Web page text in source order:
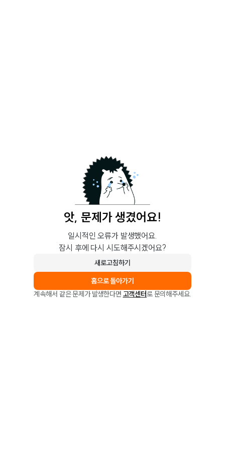
앗, 문제가 생겼어요!
일시적인 오류가 발생했어요.
잠시 후에 다시 시도해주시겠어요?
새로고침하기
홈으로 돌아가기
계속해서 같은 문제가 발생한다면 고객센터로 문의해주세요.